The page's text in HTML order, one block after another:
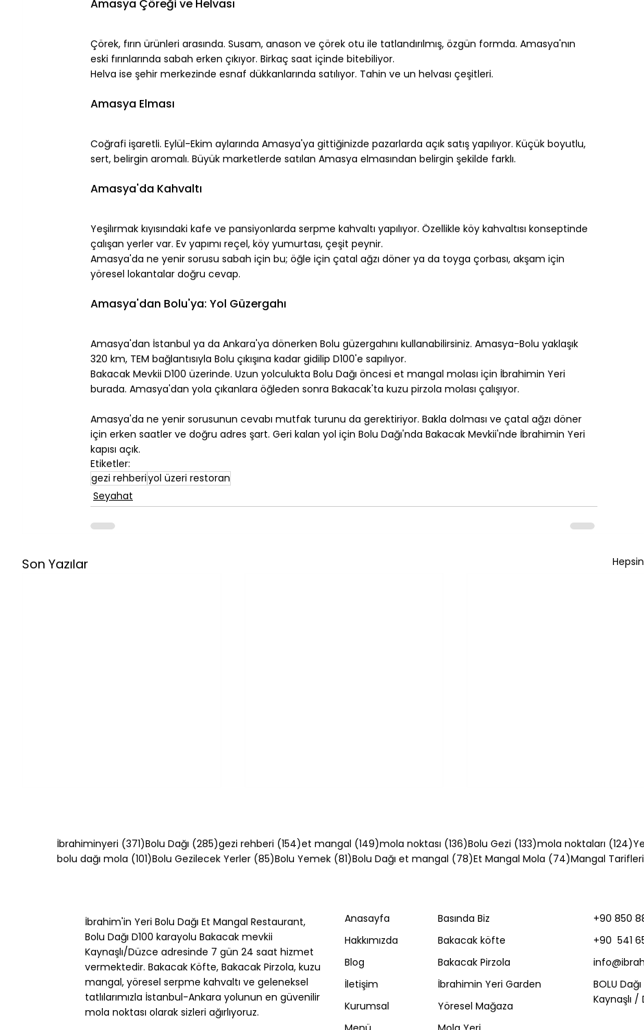
Amasya Çöreği ve Helvası
Çörek, fırın ürünleri arasında. Susam, anason ve çörek otu ile tatlandırılmış, özgün formda. Amasya'nın
eski fırınlarında sabah erken çıkıyor. Birkaç saat içinde bitebiliyor.
Helva ise şehir merkezinde esnaf dükkanlarında satılıyor. Tahin ve un helvası çeşitleri.
Amasya Elması
Coğrafi işaretli. Eylül-Ekim aylarında Amasya'ya gittiğinizde pazarlarda açık satış yapılıyor. Küçük boyutlu,
sert, belirgin aromalı. Büyük marketlerde satılan Amasya elmasından belirgin şekilde farklı.
Amasya'da Kahvaltı
Yeşilırmak kıyısındaki kafe ve pansiyonlarda serpme kahvaltı yapılıyor. Özellikle köy kahvaltısı konseptinde
çalışan yerler var. Ev yapımı reçel, köy yumurtası, çeşit peynir.
Amasya'da ne yenir sorusu sabah için bu; öğle için çatal ağzı döner ya da toyga çorbası, akşam için
yöresel lokantalar doğru cevap.
Amasya'dan Bolu'ya: Yol Güzergahı
Amasya'dan İstanbul ya da Ankara'ya dönerken Bolu güzergahını kullanabilirsiniz. Amasya-Bolu yaklaşık
320 km, TEM bağlantısıyla Bolu çıkışına kadar gidilip D100'e sapılıyor.
Bakacak Mevkii D100 üzerinde. Uzun yolculukta Bolu Dağı öncesi et mangal molası için İbrahimin Yeri
burada. Amasya'dan yola çıkanlara öğleden sonra Bakacak'ta kuzu pirzola molası çalışıyor.
Amasya'da ne yenir sorusunun cevabı mutfak turunu da gerektiriyor. Bakla dolması ve çatal ağzı döner
için erken saatler ve doğru adres şart. Geri kalan yol için Bolu Dağı'nda Bakacak Mevkii'nde İbrahimin Yeri
kapısı açık.
Etiketler:
gezi rehberiyol üzeri restoran
Seyahat
Son Yazılar
Bolu Dağı Hafta Sonu
Rehberi: 2 Günde 7
Aktivite [2026]
Bolu Dağı Turu Mola
Yemek Rehberi: Nerede
Durulur, Ne Yenir? [2026]
Akçakoca Deniz Rehberi
[2026]: Plajlar, Sezon
Takvimi ve Gezi Planı
İbrahiminyeri (371)371 yazı
Bolu Dağı (285)285 yazı
gezi rehberi (154)154 yazı
et mangal (149)149 yazı
mola noktası (136)136 yazı
Bolu Gezi (133)133 yazı
mola noktaları (124)
bolu dağı mola (101)101 yazı
Bolu Gezilecek Yerler (85)85 yazı
Bolu Yemek (81)81 yazı
Bolu Dağı et mangal (78)78 yazı
Et Mangal Mola (74)74 yazı
Mangal Tarifleri
İbrahim'in Yeri Bolu Dağı Et Mangal Restaurant,
Bolu Dağı D100 karayolu Bakacak mevkii
Kaynaşlı/Düzce adresinde 7 gün 24 saat hizmet
vermektedir. Bakacak Köfte, Bakacak Pirzola, kuzu
mangal, yöresel serpme kahvaltı ve geleneksel
tatlılarımızla İstanbul-Ankara yolunun en güvenilir
mola noktası olarak sizleri ağırlıyoruz.
Anasayfa
Hakkımızda
Blog
İletişim
Kurumsal
Basında Biz
Bakacak köfte
Bakacak Pirzola
İbrahimin Yeri Garden
Yöresel Mağaza
+90 850
+90 541
BOLU
Kaynaşlı /